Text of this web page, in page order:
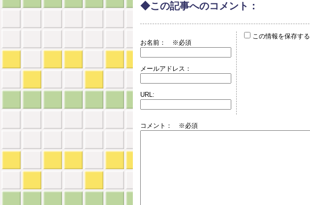
◆この記事へのコメント：
お名前： ※必須
メールアドレス：
URL:
この情報を保存する
コメント： ※必須